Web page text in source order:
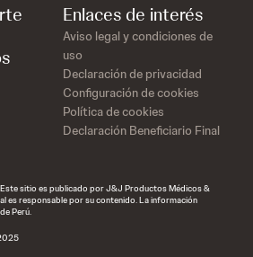
Enlaces de interés
Aviso legal y condiciones de
uso
Declaración de privacidad
Configuración de cookies
Política de cookies
Declaración Beneficiario Final
sitio es publicado por J&J Productos Médicos &
es responsable por su contenido. La información
Perú.